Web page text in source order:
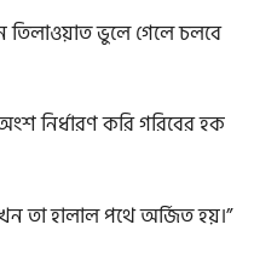
তিলাওয়াত ভুলে গেলে চলবে
নির্ধারণ করি গরিবের হক
হালাল পথে অর্জিত হয়।”